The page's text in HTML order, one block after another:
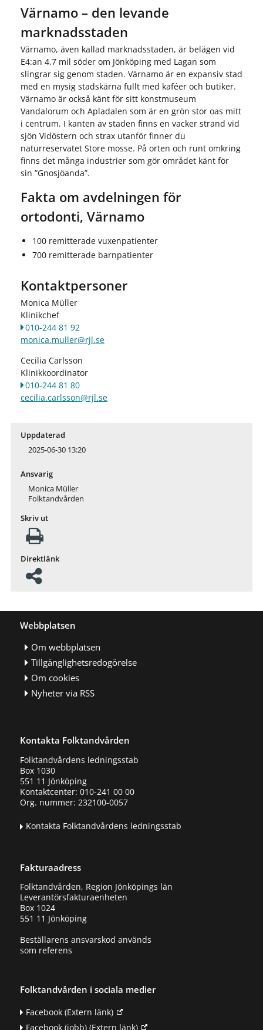
Värnamo – den levande
marknadsstaden
Värnamo, även kallad marknadsstaden, är belägen vid
E4:an 4,7 mil söder om Jönköping med Lagan som
slingrar sig genom staden. Värnamo är en expansiv stad
med en mysig stadskärna fullt med kaféer och butiker.
Värnamo är också känt för sitt konstmuseum
Vandalorum och Apladalen som är en grön stor oas mitt
i centrum. I kanten av staden finns en vacker strand vid
sjön Vidöstern och strax utanför finner du
naturreservatet Store mosse. På orten och runt omkring
finns det många industrier som gör området känt för
sin ”Gnosjöanda”.
Fakta om avdelningen för
ortodonti, Värnamo
100 remitterade vuxenpatienter
700 remitterade barnpatienter
Kontaktpersoner
Monica Müller
Klinikchef
010-244 81 92
monica.muller@rjl.se
Cecilia Carlsson
Klinikkoordinator
010-244 81 80
cecilia.carlsson@rjl.se
Uppdaterad
2025-06-30 13:20
Ansvarig
Monica Müller
Folktandvården
Skriv ut
Direktlänk
Webbplatsen
Om webbplatsen
Tillgänglighetsredogörelse
Om cookies
Nyheter via RSS
Kontakta Folktandvården
Folktandvårdens ledningsstab
Box 1030
551 11 Jönköping
Kontaktcenter: 010-241 00 00
Org. nummer: 232100-0057
Kontakta Folktandvårdens ledningsstab
Fakturaadress
Folktandvården, Region Jönköpings län
Leverantörsfakturaenheten
Box 1024
551 11 Jönköping
Beställarens ansvarskod används
som referens
Folktandvården i sociala medier
Facebook(Extern länk)
Facebook (jobb)(Extern länk)